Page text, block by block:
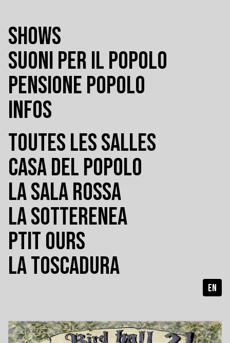
SHOWS
SUONI PER IL POPOLO
PENSIONE POPOLO
INFOS
TOUTES LES SALLES
CASA DEL POPOLO
LA SALA ROSSA
LA SOTTERENEA
PTIT OURS
LA TOSCADURA
EN